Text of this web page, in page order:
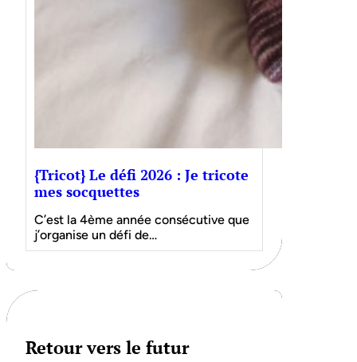
{Tricot} Le défi 2026 : Je tricote
mes socquettes
C’est la 4ème année consécutive que
j’organise un défi de…
Retour vers le futur